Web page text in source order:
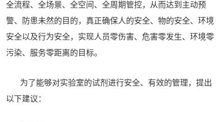
全流程、全场景、全空间、全周期管控，从而达到主动预
警、防患未然的目的，真正确保人的安全、物的安全、环境
安全以及行为安全，实现人员零伤害、危害零发生、环境零
污染、服务零距离的目标。
为了能够对实验室的试剂进行安全、有效的管理，提出
以下建议：